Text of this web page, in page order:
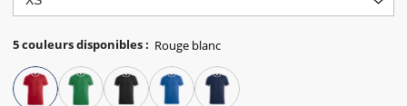
5couleurs disponibles: